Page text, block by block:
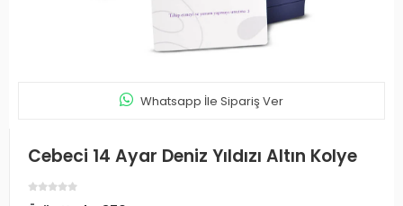
Whatsapp İle Sipariş Ver
Cebeci 14 Ayar Deniz Yıldızı Altın Kolye